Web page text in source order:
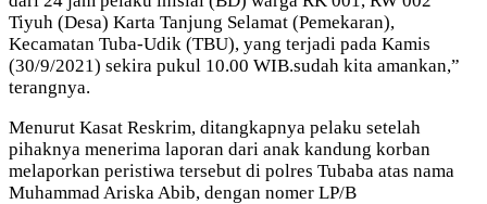
Tiyuh (Desa) Karta Tanjung Selamat (Pemekaran),
Kecamatan Tuba-Udik (TBU), yang terjadi pada Kamis
(30/9/2021) sekira pukul 10.00 WIB.sudah kita amankan,”
terangnya.
Menurut Kasat Reskrim, ditangkapnya pelaku setelah
pihaknya menerima laporan dari anak kandung korban
melaporkan peristiwa tersebut di polres Tubaba atas nama
Muhammad Ariska Abib, dengan nomer LP/B